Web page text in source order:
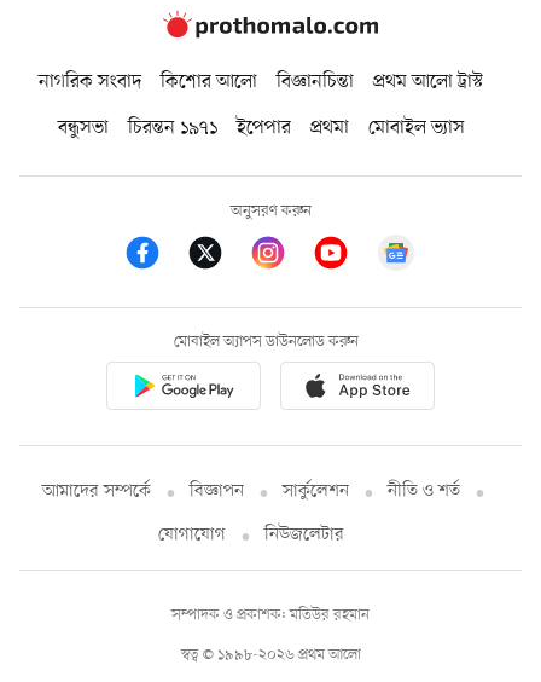
নাগরিক সংবাদ কিশোর আলো বিজ্ঞানচিন্তা
প্রথম আলো ট্রাস্ট
বন্ধুসভা
চিরন্তন ১৯৭১ ইপেপার প্রথমা মোবাইল ভ্যাস
অনুসরণ করুন
মোবাইল অ্যাপস ডাউনলোড করুন
আমাদের সম্পর্কে বিজ্ঞাপন সার্কুলেশন
নীতি ও শর্ত
যোগাযোগ
নিউজলেটার
স্বত্ব © ১৯৯৮-২০২৬ প্রথম আলো
সম্পাদক ও প্রকাশক: মতিউর রহমান